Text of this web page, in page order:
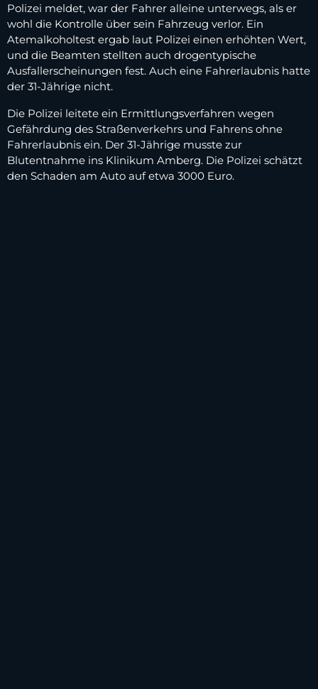
Polizei meldet, war der Fahrer alleine unterwegs, als er
wohl die Kontrolle über sein Fahrzeug verlor. Ein
Atemalkoholtest ergab laut Polizei einen erhöhten Wert,
und die Beamten stellten auch drogentypische
Ausfallerscheinungen fest. Auch eine Fahrerlaubnis hatte
der 31-Jährige nicht.
Die Polizei leitete ein Ermittlungsverfahren wegen
Gefährdung des Straßenverkehrs und Fahrens ohne
Fahrerlaubnis ein. Der 31-Jährige musste zur
Blutentnahme ins Klinikum Amberg. Die Polizei schätzt
den Schaden am Auto auf etwa 3000 Euro.